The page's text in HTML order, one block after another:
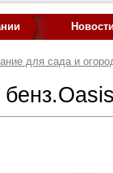
Новости
для сада и